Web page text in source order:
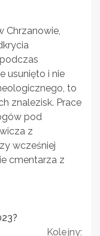
Chrzanowie,
usunięto i nie
to
znalezisk. Prace
pod
z
wcześniej
cmentarza z
Kolejny: